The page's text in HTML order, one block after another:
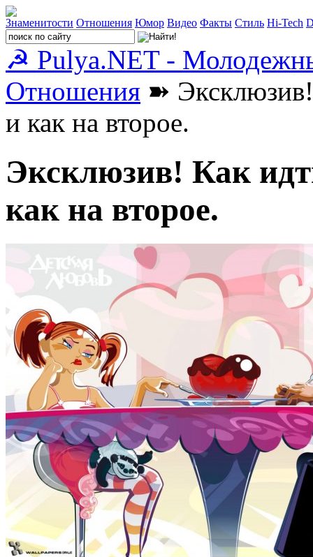
Знаменитости Отношения Юмор Видео Факты Стиль Hi-Tech
☭ Pulya.NET -
Отношения ➽ Эксклюзив!
и как на второе.
Эксклюзив! Как
как на второе.